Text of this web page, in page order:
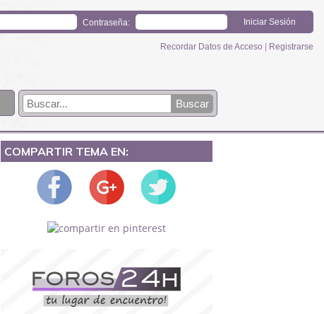
Contraseña:
Recordar Datos de Acceso Registrarse
COMPARTIR TEMA EN: